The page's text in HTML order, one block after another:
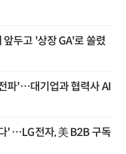
두고 '상장 GA'로 쏠렸
파'…대기업과 협력사 AI
' …LG전자, 美 B2B 구독